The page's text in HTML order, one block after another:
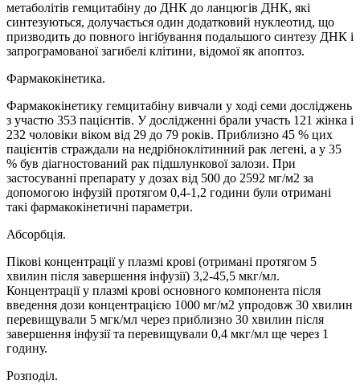
метаболітів гемцитабіну до ДНК до ланцюгів ДНК, які
синтезуються, долучається один додатковий нуклеотид, що
призводить до повного інгібування подальшого синтезу ДНК і
запрограмованої загибелі клітини, відомої як апоптоз.
Фармакокінетика.
Фармакокінетику гемцитабіну вивчали у ході семи досліджень
з участю 353 пацієнтів. У дослідженні брали участь 121 жінка і
232 чоловіки віком від 29 до 79 років. Приблизно 45 % цих
пацієнтів страждали на недрібноклітинний рак легені, а у 35
% був діагностований рак підшлункової залози. При
застосуванні препарату у дозах від 500 до 2592 мг/м2 за
допомогою інфузій протягом 0,4-1,2 години були отримані
такі фармакокінетичні параметри.
Абсорбція.
Пікові концентрації у плазмі крові (отримані протягом 5
хвилин після завершення інфузії) 3,2-45,5 мкг/мл.
Концентрації у плазмі крові основного компонента після
введення дози концентрацією 1000 мг/м2 упродовж 30 хвилин
перевищували 5 мгк/мл через приблизно 30 хвилин після
завершення інфузії та перевищували 0,4 мкг/мл ще через 1
годину.
Розподіл.